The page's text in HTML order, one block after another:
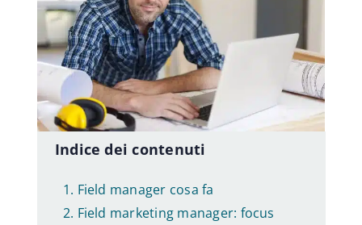
Guida Lavoro
Orientatori
Offerte di lavoro
Sviluppo professionale
Indice dei contenuti
Field manager cosa fa
Field marketing manager: focus